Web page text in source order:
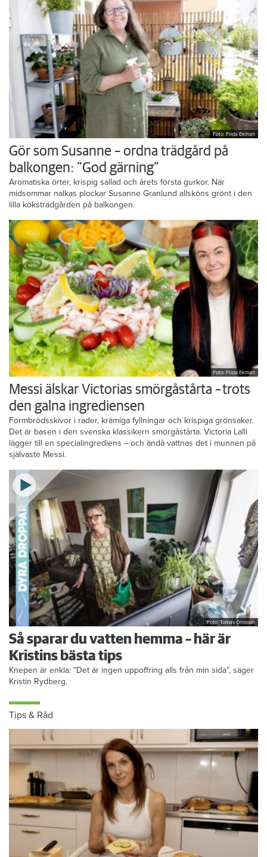
Foto: Frida Ekman
Gör som Susanne – ordna trädgård på
balkongen: ”God gärning”
Aromatiska örter, krispig sallad och årets första gurkor. När
midsommar nalkas plockar Susanne Granlund allsköns grönt i den
lilla köksträdgården på balkongen.
Foto: Frida Ekman
Messi älskar Victorias smörgåstårta – trots
den galna ingrediensen
Formbrödsskivor i rader, krämiga fyllningar och krispiga grönsaker.
Det är basen i den svenska klassikern smörgåstårta. Victoria Lalli
lägger till en specialingrediens – och ändå vattnas det i munnen på
självaste Messi.
Foto: Tomas Ohlsson
Så sparar du vatten hemma – här är
Kristins bästa tips
Knepen är enkla: ”Det är ingen uppoffring alls från min sida”, säger
Kristin Rydberg.
Tips & Råd